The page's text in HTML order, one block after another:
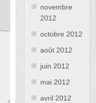
novembre
2012
octobre 2012
août 2012
juin 2012
mai 2012
avril 2012